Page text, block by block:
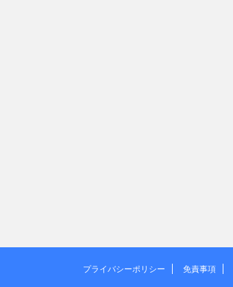
プライバシーポリシー 免責事項